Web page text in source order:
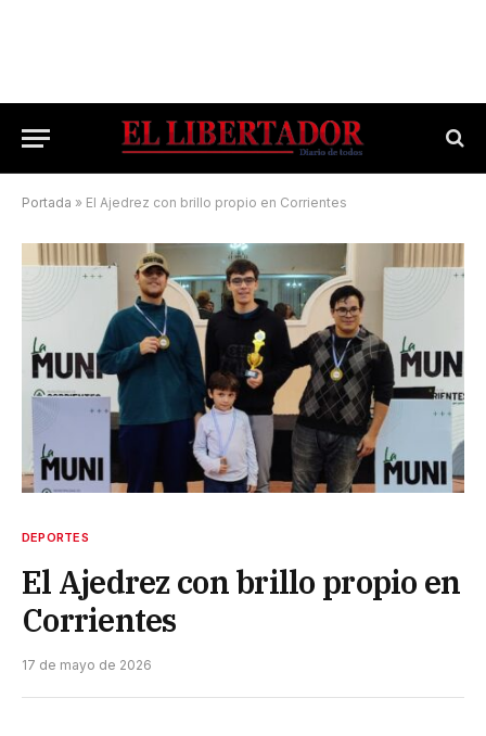
Portada » El Ajedrez con brillo propio en Corrientes
DEPORTES
El Ajedrez con brillo propio en
Corrientes
17 de mayo de 2026